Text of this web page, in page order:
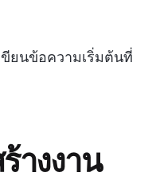
ยนข้อความเริ่มต้นที่
างงาน